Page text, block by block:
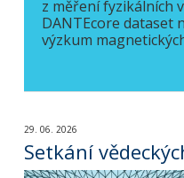
z měření fyzikálních
DANTEcore dataset
výzkum
29. 06. 2026
Setkání